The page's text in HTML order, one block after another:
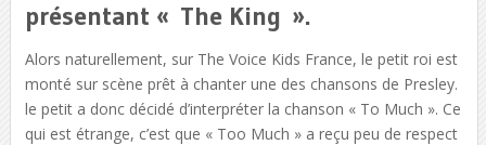
présentant « The King ».
Alors naturellement, sur The Voice Kids France, le petit roi est
monté sur scène prêt à chanter une des chansons de Presley.
le petit a donc décidé d’interpréter la chanson « To Much ». Ce
qui est étrange, c’est que « Too Much » a reçu peu de respect